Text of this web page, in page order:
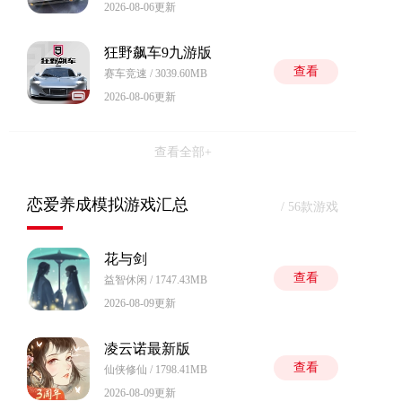
2026-08-06更新
狂野飙车9九游版
赛车竞速 / 3039.60MB
2026-08-06更新
查看
查看全部+
恋爱养成模拟游戏汇总 / 56款游戏
花与剑
益智休闲 / 1747.43MB
2026-08-09更新
查看
凌云诺最新版
仙侠修仙 / 1798.41MB
2026-08-09更新
查看